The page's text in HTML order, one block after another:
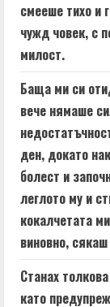
смееше тихо и
чужд човек, с
милост.
Баща ми си
вече нямаше
ден, докато
болест и
леглото му и
кокалчетата
виновно,
Станах
като